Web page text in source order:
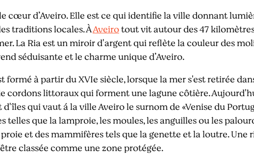
cœur d’Aveiro. Elle est ce qui identifie la ville donnant
traditions locales. ÀAveirotout vit autour des 47
La Ria est un miroir d'argent qui reflète la couleur des
séduisante et le charme unique d’Aveiro.
formé à partir du XVIe siècle, lorsque la mer s'est retirée
cordons littoraux qui forment une lagune côtière.
qui vaut á la ville Aveiro le surnom de «Venise du
telles que la lamproie, les moules, les anguilles ou les
et des mammifères tels que la genette et la loutre. Une
classée comme une zone protégée.